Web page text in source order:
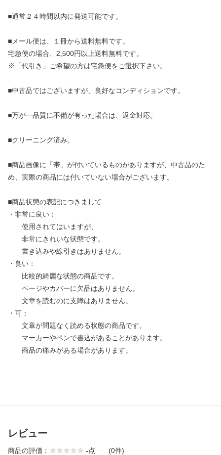
■通常２４時間以内に発送可能です。
■メール便は、１冊から送料無料です。
宅急便の場合、2,500円以上送料無料です。
※「代引き」ご希望の方は宅急便をご選択下さい。
■中古品ではございますが、良好なコンディションです。
■万が一品質に不備が有った場合は、返金対応。
■クリーニング済み。
■商品画像に「帯」が付いているものがありますが、中古品のた
め、実際の商品には付いていない場合がございます。
■商品状態の表記につきまして
・非常に良い：
使用されてはいますが、
非常にきれいな状態です。
書き込みや線引きはありません。
・良い：
比較的綺麗な状態の商品です。
ページやカバーに欠品はありません。
文章を読むのに支障はありません。
・可：
文章が問題なく読める状態の商品です。
マーカーやペンで書込があることがあります。
商品の痛みがある場合があります。
レビュー
商品の評価： -点 (0件)